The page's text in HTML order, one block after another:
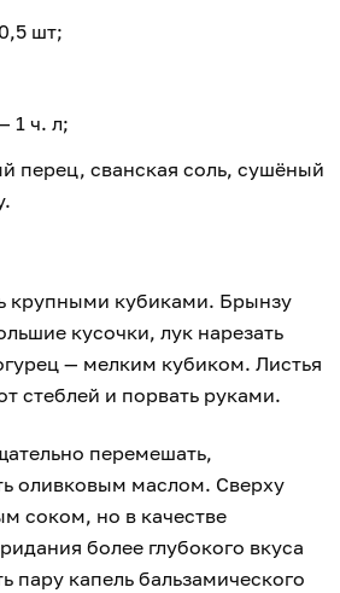
шт;
1 ч. л;
перец, сванская соль, сушёный
крупными кубиками. Брынзу
кусочки, лук нарезать
— мелким кубиком. Листья
стеблей и порвать руками.
перемешать,
оливковым маслом. Сверху
соком, но в качестве
более глубокого вкуса
пару капель бальзамического